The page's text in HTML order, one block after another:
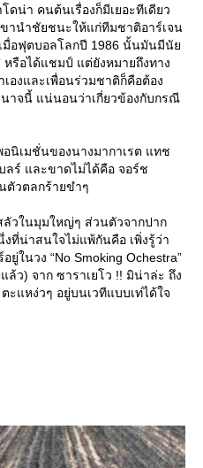
ดน่า คนต้นเรื่องก็มีเยอะทีเดียว
านำชัยชนะให้แก่ทีมชาติอาร์เจน
มื่อฟุตบอลโลกปี 1986 นั้นมันมีนั
หรือได้แชมป์ แต่ยังหมายถึงทาง
องและเพื่อนร่วมชาติก็คือต้อง
าจนี้ แน่นอนว่าเกี่ยวข้องกับกรณี
นิเมชั่นของนางมากาเรต แทช
ลร์ และขาดไม่ได้คือ จอร์ช
ตัวตลกร้ายขำๆ
ลัวในมุมใหญ่ๆ ส่วนตัวจากปาก
ที่น่าสนใจไม่แพ้กันคือ เพิ่งรู้ว่า
ยู่ในวง “No Smoking Ochestra”
ล้ว) จาก ซาราเยโว !! มิน่าล่ะ ถึง
ะแหง่วๆ อยู่บนเวทีแบบเท่ได้ใจ